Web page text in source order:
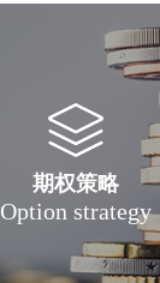
期权策略
Option strategy